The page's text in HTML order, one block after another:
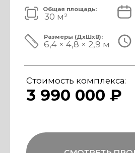
4 890 000 ₽
Монтаж:
2 дня
8,4 × 4,8 × 3,1 м
Размеры (ДxШxВ):
32 дня
изготовления:
40 м²
модульный банный комплекс